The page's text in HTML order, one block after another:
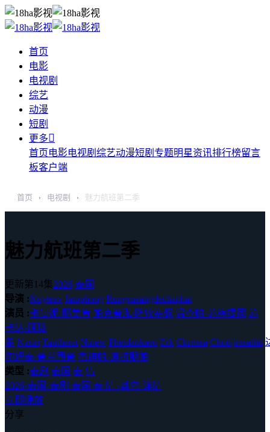
首页
电影
电视剧
综艺
动漫
短剧
更多
首页电影电视剧 综艺动漫短剧 专题明星资讯排行榜留言
板客户端
首页 › 电视剧 › 魅力航班第二季
魅力航班第二季
更新第14集2026 泰国
导演 :Kuyteav Jatuphong Rungrueangdechaphat
演员 :卡曼妮·耶美肯 帕克普泓·隆牧塞侗 温查帕·苏梅提固 苏
卡达·顾珑
希 Nasiri Tantharat Ninew Phetdankaeo Erk Chrrissa Chotijirasathit
尔姆泰·普兰西普 杰迪帕·迪拉朋帕
类型 :泰剧 泰国 泰 情
2026·泰国 ·泰剧 泰国 泰 情 ·其它·详情
立即播放
分享